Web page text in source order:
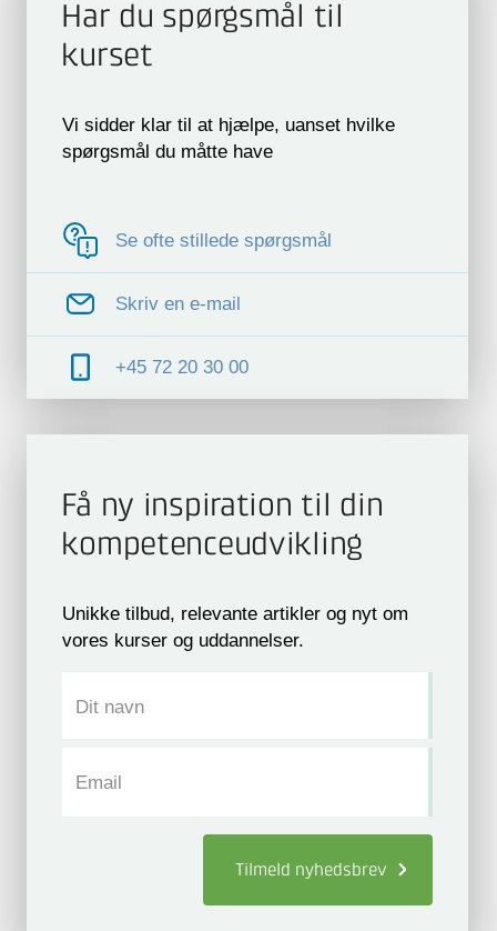
Har du spørgsmål til
kurset
Vi sidder klar til at hjælpe, uanset hvilke
spørgsmål du måtte have
Se ofte stillede spørgsmål
Skriv en e-mail
+45 72 20 30 00
Få ny inspiration til din
kompetence­udvikling
Unikke tilbud, relevante artikler og nyt om
vores kurser og uddannelser.
Dit navn
Email
Tilmeld nyhedsbrev